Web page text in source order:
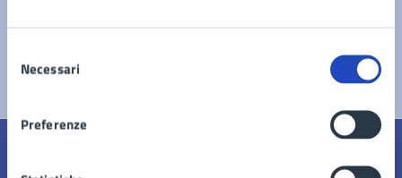
delNecessari
Preferenze
Quanto sono chiare le informazioni su questa